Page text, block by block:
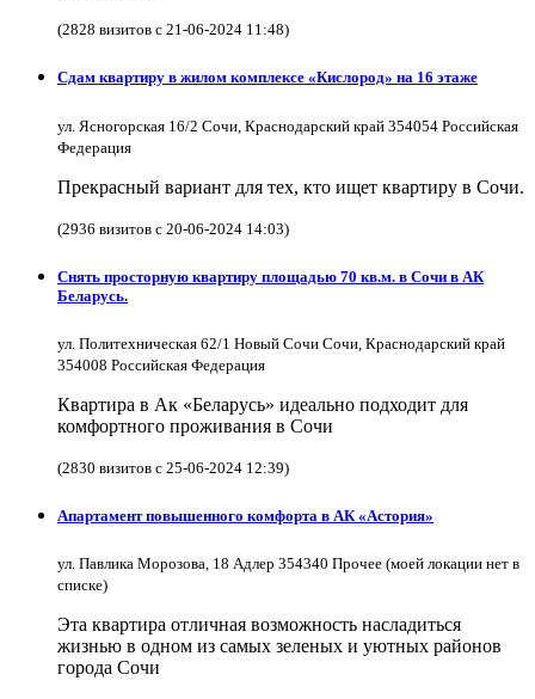
(2828 визитов с 21-06-2024 11:48)
Сдам квартиру в жилом комплексе «Кислород» на 16 этаже
ул. Ясногорская 16/2 Сочи, Краснодарский край 354054 Российская
Федерация
Прекрасный вариант для тех, кто ищет квартиру в Сочи.
(2936 визитов с 20-06-2024 14:03)
Снять просторную квартиру площадью 70 кв.м. в Сочи в АК
Беларусь.
ул. Политехническая 62/1 Новый Сочи Сочи, Краснодарский край
354008 Российская Федерация
Квартира в Ак «Беларусь» идеально подходит для
комфортного проживания в Сочи
(2830 визитов с 25-06-2024 12:39)
Апартамент повышенного комфорта в АК «Астория»
ул. Павлика Морозова, 18 Адлер 354340 Прочее (моей локации нет в
списке)
Эта квартира отличная возможность насладиться
жизнью в одном из самых зеленых и уютных районов
города Сочи